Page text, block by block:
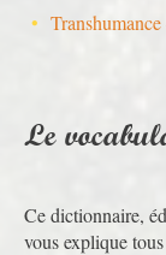
Le
Ce dictionnaire,
vous explique